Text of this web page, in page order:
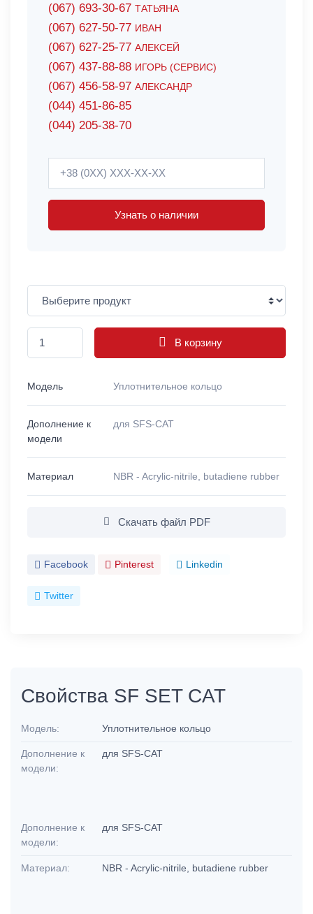
(067) 693-30-67 ТАТЬЯНА
(067) 627-50-77 ИВАН
(067) 627-25-77 АЛЕКСЕЙ
(067) 437-88-88 ИГОРЬ (СЕРВИС)
(067) 456-58-97 АЛЕКСАНДР
(044) 451-86-85
(044) 205-38-70
Узнать о наличии
В корзину
Модель Уплотнительное кольцо
Дополнение к
модели
для SFS-CAT
Материал NBR - Acrylic-nitrile, butadiene rubber
Скачать файл PDF
Facebook Pinterest Linkedin
Twitter
Свойства SF SET CAT
Модель: Уплотнительное кольцо
Дополнение к
модели:
для SFS-CAT
Дополнение к
модели:
для SFS-CAT
Материал: NBR - Acrylic-nitrile, butadiene rubber